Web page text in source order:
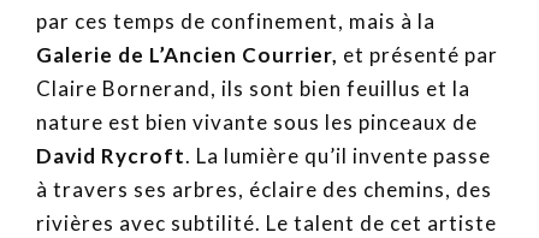
par ces temps de confinement, mais à la
Galerie de L’Ancien Courrier, et présenté par
Claire Bornerand, ils sont bien feuillus et la
nature est bien vivante sous les pinceaux de
David Rycroft. La lumière qu’il invente passe
à travers ses arbres, éclaire des chemins, des
rivières avec subtilité. Le talent de cet artiste